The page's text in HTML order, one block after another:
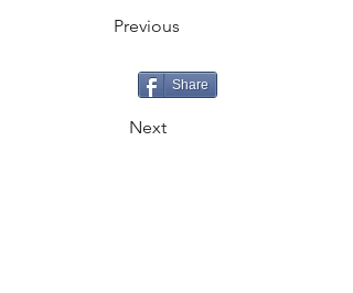
Previous
Share
Next